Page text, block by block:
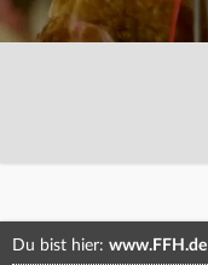
Du bist hier: www.FFH.de